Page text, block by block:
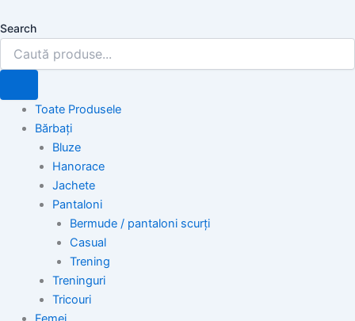
to
content
Search
Toate Produsele
Bărbați
Bluze
Hanorace
Jachete
Pantaloni
Bermude / pantaloni scurți
Casual
Trening
Treninguri
Tricouri